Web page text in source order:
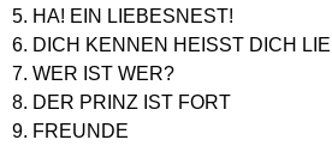
5. HA! EIN LIEBESNEST!
6. DICH KENNEN HEISST DICH
7. WER IST WER?
8. DER PRINZ IST FORT
9. FREUNDE